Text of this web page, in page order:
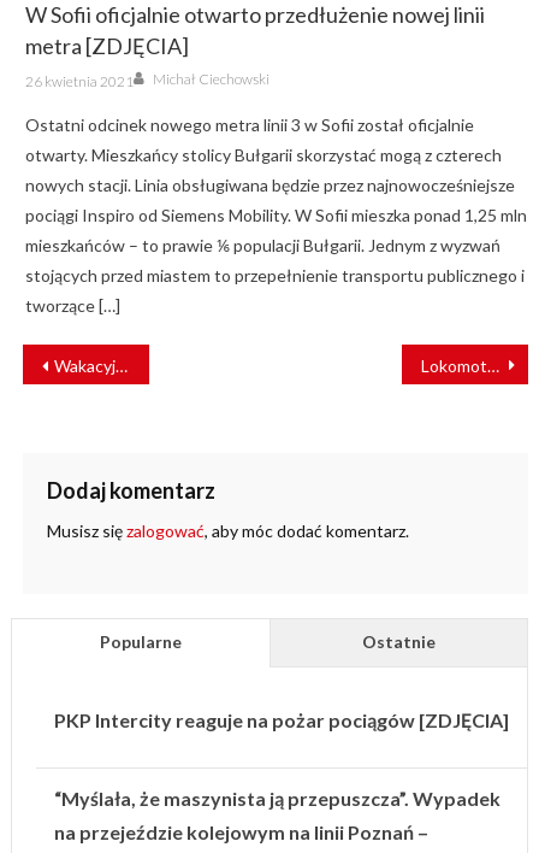
W Sofii oficjalnie otwarto przedłużenie nowej linii
metra [ZDJĘCIA]
Posted
on
26 kwietnia 2021 Author
Michał Ciechowski
Ostatni odcinek nowego metra linii 3 w Sofii został oficjalnie
otwarty. Mieszkańcy stolicy Bułgarii skorzystać mogą z czterech
nowych stacji. Linia obsługiwana będzie przez najnowocześniejsze
pociągi Inspiro od Siemens Mobility. W Sofii mieszka ponad 1,25 mln
mieszkańców – to prawie ⅙ populacji Bułgarii. Jednym z wyzwań
stojących przed miastem to przepełnienie transportu publicznego i
tworzące […]
NAWIGACJA
WPISU
Wakacyjna korekta rozkładu jazdy dla PKP Intercity Lokomotywa wjechała w pociąg pasażerski. Wielu rannych [ZDJĘCIA]
Dodaj komentarz
Musisz sięzalogować, aby móc dodać komentarz.
Popularne Ostatnie
PKP Intercity reaguje na pożar pociągów [ZDJĘCIA]
“Myślała, że maszynista ją przepuszcza”. Wypadek
na przejeździe kolejowym na linii Poznań –